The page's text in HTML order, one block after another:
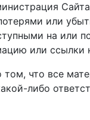
или
на или
или ссылки
что все
либо